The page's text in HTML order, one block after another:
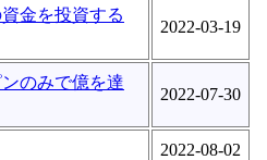
金を投資する
2022-03-19
のみで億を達
2022-07-30
2022-08-02